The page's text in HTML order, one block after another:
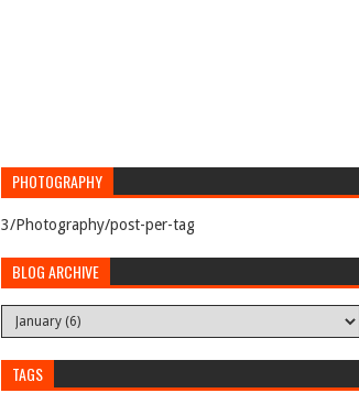
PHOTOGRAPHY
3/Photography/post-per-tag
BLOG ARCHIVE
TAGS